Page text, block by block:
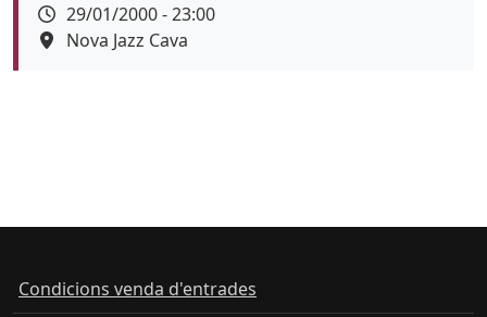
Data
29/01/2000 - 23:00
Espai
Nova Jazz Cava
Condicions venda d'entrades